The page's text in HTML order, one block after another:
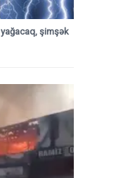
yağacaq, şimşək